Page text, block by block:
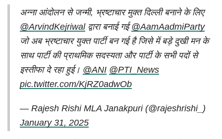
अन्ना आंदोलन से जन्मी, भ्रष्टाचार मुक्त दिल्ली बनाने के लिए
@ArvindKejriwalद्वारा बनाई गई@AamAadmiParty
जो अब भ्रष्टाचार युक्त पार्टी बन गई है जिसे में बड़े दुखी मन के
साथ पार्टी की प्राथमिक सदस्यता और पार्टी के सभी पदों से
इस्तीफा दे रहा हुई। @ANI @PTI_News
pic.twitter.com/KjRZ0adwOb
— Rajesh Rishi MLA Janakpuri (@rajeshrishi_)
January 31, 2025